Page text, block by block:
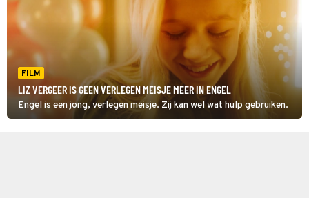
FILM
LIZ VERGEER IS GEEN VERLEGEN MEISJE MEER IN ENGEL
Engel is een jong, verlegen meisje. Zij kan wel wat hulp gebruiken.